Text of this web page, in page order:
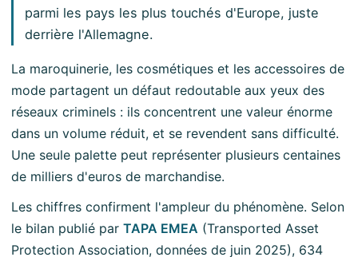
parmi les pays les plus touchés d'Europe, juste
derrière l'Allemagne.
La maroquinerie, les cosmétiques et les accessoires de
mode partagent un défaut redoutable aux yeux des
réseaux criminels : ils concentrent une valeur énorme
dans un volume réduit, et se revendent sans difficulté.
Une seule palette peut représenter plusieurs centaines
de milliers d'euros de marchandise.
Les chiffres confirment l'ampleur du phénomène. Selon
le bilan publié par TAPA EMEA (Transported Asset
Protection Association, données de juin 2025), 634